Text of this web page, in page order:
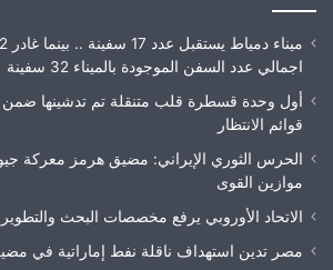
اجمالي عدد السفن الموجودة بالميناء 32 سفينة
أول وحدة قسطرة قلب متنقلة تم تدشينها ضمن
قوائم الانتظار
الحرس الثوري الإيراني: مضيق هرمز معركة
موازين القوى
الاتحاد الأوروبي يرفع مخصصات البحث والتطوير
مصر تدين استهداف ناقلة نفط إماراتية في